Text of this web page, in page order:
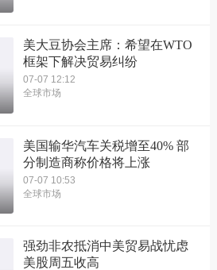
美大豆协会主席：希望在WTO
框架下解决贸易纠纷
07-07 12:12
全球市场
美国输华汽车关税增至40% 部
分制造商称价格将上涨
07-07 10:53
全球市场
强劲非农抵消中美贸易战忧虑
美股周五收高